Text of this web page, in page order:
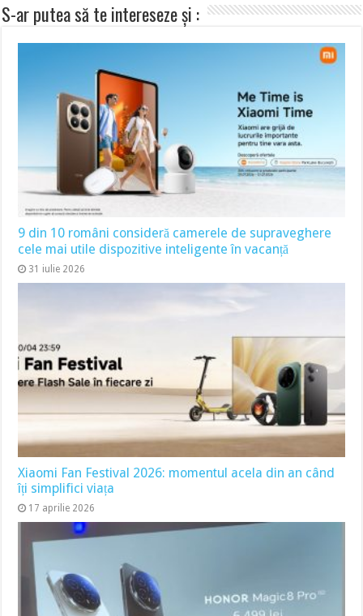
S-ar putea să te intereseze și :
9 din 10 români consideră camerele de supraveghere
cele mai utile dispozitive inteligente în vacanță
31 iulie 2026
Xiaomi Fan Festival 2026: momentul acela din an când
îți simplifici viața
17 aprilie 2026